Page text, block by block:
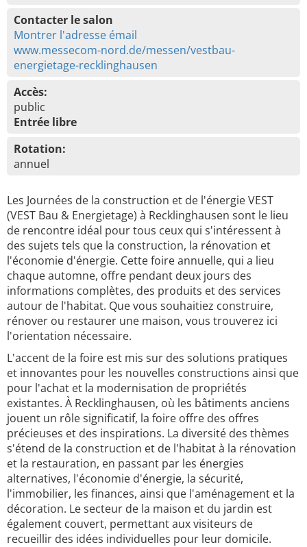
Contacter le salon
Montrer l'adresse émail
www.messecom-nord.de/messen/vestbau-
energietage-recklinghausen
Accès:
public
Entrée libre
Rotation:
annuel
Les Journées de la construction et de l'énergie VEST
(VEST Bau & Energietage) à Recklinghausen sont le lieu
de rencontre idéal pour tous ceux qui s'intéressent à
des sujets tels que la construction, la rénovation et
l'économie d'énergie. Cette foire annuelle, qui a lieu
chaque automne, offre pendant deux jours des
informations complètes, des produits et des services
autour de l'habitat. Que vous souhaitiez construire,
rénover ou restaurer une maison, vous trouverez ici
l'orientation nécessaire.
L'accent de la foire est mis sur des solutions pratiques
et innovantes pour les nouvelles constructions ainsi que
pour l'achat et la modernisation de propriétés
existantes. À Recklinghausen, où les bâtiments anciens
jouent un rôle significatif, la foire offre des offres
précieuses et des inspirations. La diversité des thèmes
s'étend de la construction et de l'habitat à la rénovation
et la restauration, en passant par les énergies
alternatives, l'économie d'énergie, la sécurité,
l'immobilier, les finances, ainsi que l'aménagement et la
décoration. Le secteur de la maison et du jardin est
également couvert, permettant aux visiteurs de
recueillir des idées individuelles pour leur domicile.